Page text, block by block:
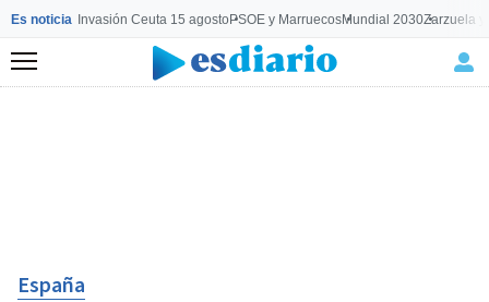
Es noticia Invasión Ceuta 15 agostoPSOE y MarruecosMundial 2030Zarzuela
Menú
España